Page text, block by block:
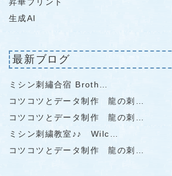
生成AI
最新ブログ
ミシン刺繡合宿 Broth…
コツコツとデータ制作 龍の刺…
コツコツとデータ制作 龍の刺…
ミシン刺繍教室♪♪ Wilc…
コツコツとデータ制作 龍の刺…